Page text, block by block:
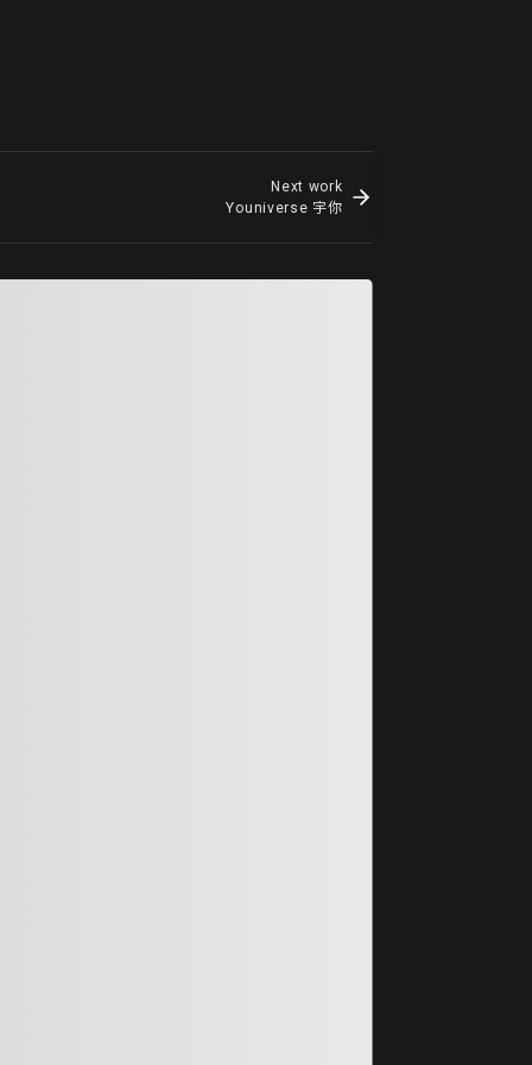
Next work
Youniverse 宇你